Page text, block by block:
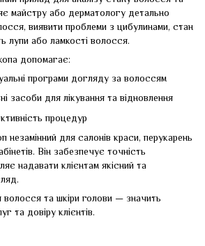
майстру або дерматологу детально
виявити проблеми з цибулинами, стан
лупи або ламкості волосся.
допомагає:
програми догляду за волоссям
засоби для лікування та відновлення
процедур
незамінний для салонів краси, перукарень
Він забезпечує точність
надавати клієнтам якісний та
та шкіри голови — значить
та довіру клієнтів.